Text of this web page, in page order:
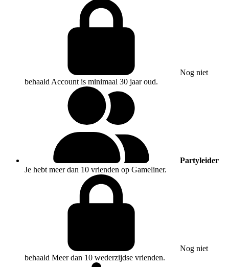
Nog niet
behaald Account is minimaal 30 jaar oud.
Partyleider
Je hebt meer dan 10 vrienden op Gameliner.
Nog niet
behaald Meer dan 10 wederzijdse vrienden.